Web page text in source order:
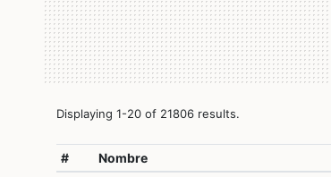
Displaying 1-20 of 21806 results.
# Nombre